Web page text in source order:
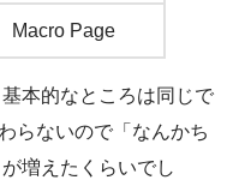
Macro Page
本的なところは同じで
らないので「なんかち
増えたくらいでし